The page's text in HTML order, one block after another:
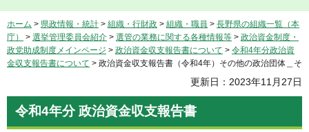
ホーム > 県政情報・統計 > 組織・行財政 > 組織・職員 > 長野県の組織一覧（本
庁）
> 選挙管理委員会紹介 > 選管の業務に関する各種情報等 > 政治資金制度・
政党助成制度メインページ > 政治資金収支報告書について > 令和4年分政治資
金収支報告書について > 政治資金収支報告書（令和4年）その他の政治団体＿そ
更新日：2023年11月27日
令和4年分 政治資金収支報告書